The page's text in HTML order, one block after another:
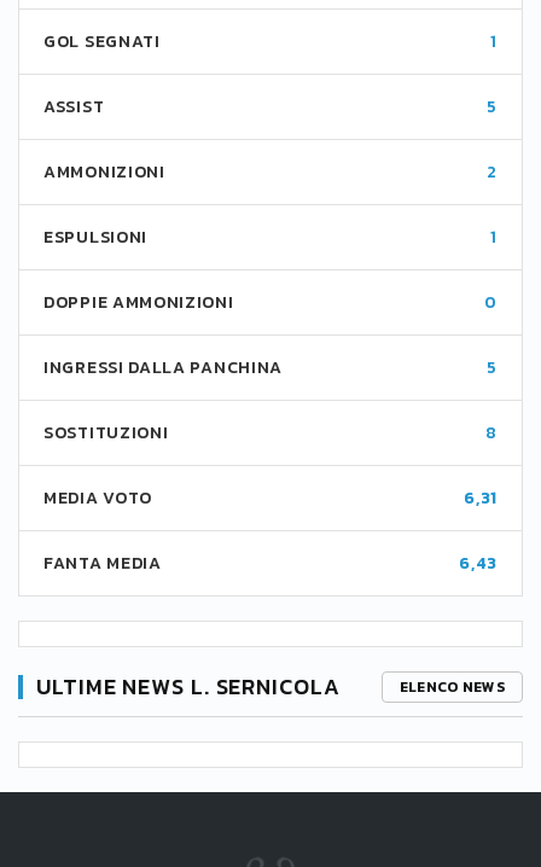
GOL SEGNATI 1
ASSIST 5
AMMONIZIONI 2
ESPULSIONI 1
DOPPIE AMMONIZIONI 0
INGRESSI DALLA PANCHINA 5
SOSTITUZIONI 8
MEDIA VOTO 6,31
FANTA MEDIA 6,43
ULTIME NEWS L. SERNICOLA ELENCO NEWS